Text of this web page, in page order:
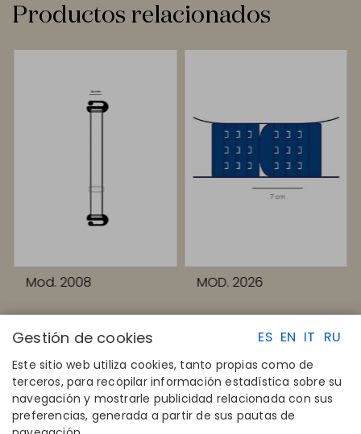
Productos relacionados
Mod. 2008 MOD. 2026
ES EN IT RU
Gestión de cookies
Este sitio web utiliza cookies, tanto propias como de
terceros, para recopilar información estadística sobre su
navegación y mostrarle publicidad relacionada con sus
preferencias, generada a partir de sus pautas de
ENLACES RAPIDOS
Calcula tu talla
CONTACTO
Disintex 2021 SL